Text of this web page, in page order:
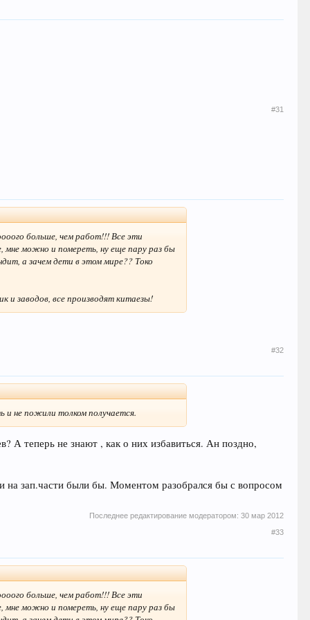
#31
больше, чем работ!!! Все эти
можно и помереть, ну еще пару раз бы
а зачем дети в этом мире?? Токо
заводов, все производят китаезы!
#32
и не пожили толком получается.
А теперь не знают , как о них избавиться. Ан поздно,
зап.части были бы. Моментом разобрался бы с вопросом
Последнее редактирование модератором: 30 мар 2012
#33
больше, чем работ!!! Все эти
можно и помереть, ну еще пару раз бы